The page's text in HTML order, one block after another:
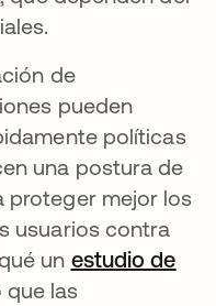
de
pueden
políticas
una postura de
proteger mejor los
usuarios contra
un estudio de
una pestaña nueva
las